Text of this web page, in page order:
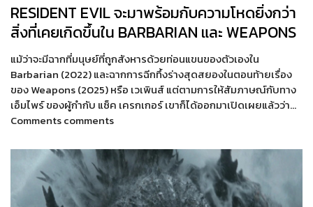
RESIDENT EVIL จะมาพร้อมกับความโหดยิ่งกว่า
สิ่งที่เคยเกิดขึ้นใน BARBARIAN และ WEAPONS
แม้ว่าจะมีฉากที่มนุษย์ที่ถูกสังหารด้วยท่อนแขนของตัวเองใน
Barbarian (2022) และฉากการฉีกทึ้งร่างสุดสยองในตอนท้ายเรื่อง
ของ Weapons (2025) หรือ เวเพินส์ แต่ตามการให้สัมภาษณ์กับทาง
เอ็มไพร์ ของผู้กำกับ แซ็ค เครกเกอร์ เขาก็ได้ออกมาเปิดเผยแล้วว่า…
Comments comments